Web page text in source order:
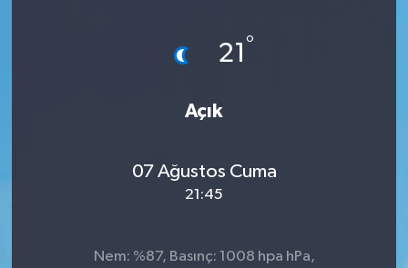
21 °
Açık
07 Ağustos Cuma
21:45
Nem: %87, Basınç: 1008 hpa hPa,